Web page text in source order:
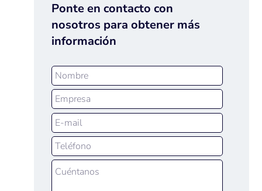
Ponte en contacto con
nosotros para obtener más
información